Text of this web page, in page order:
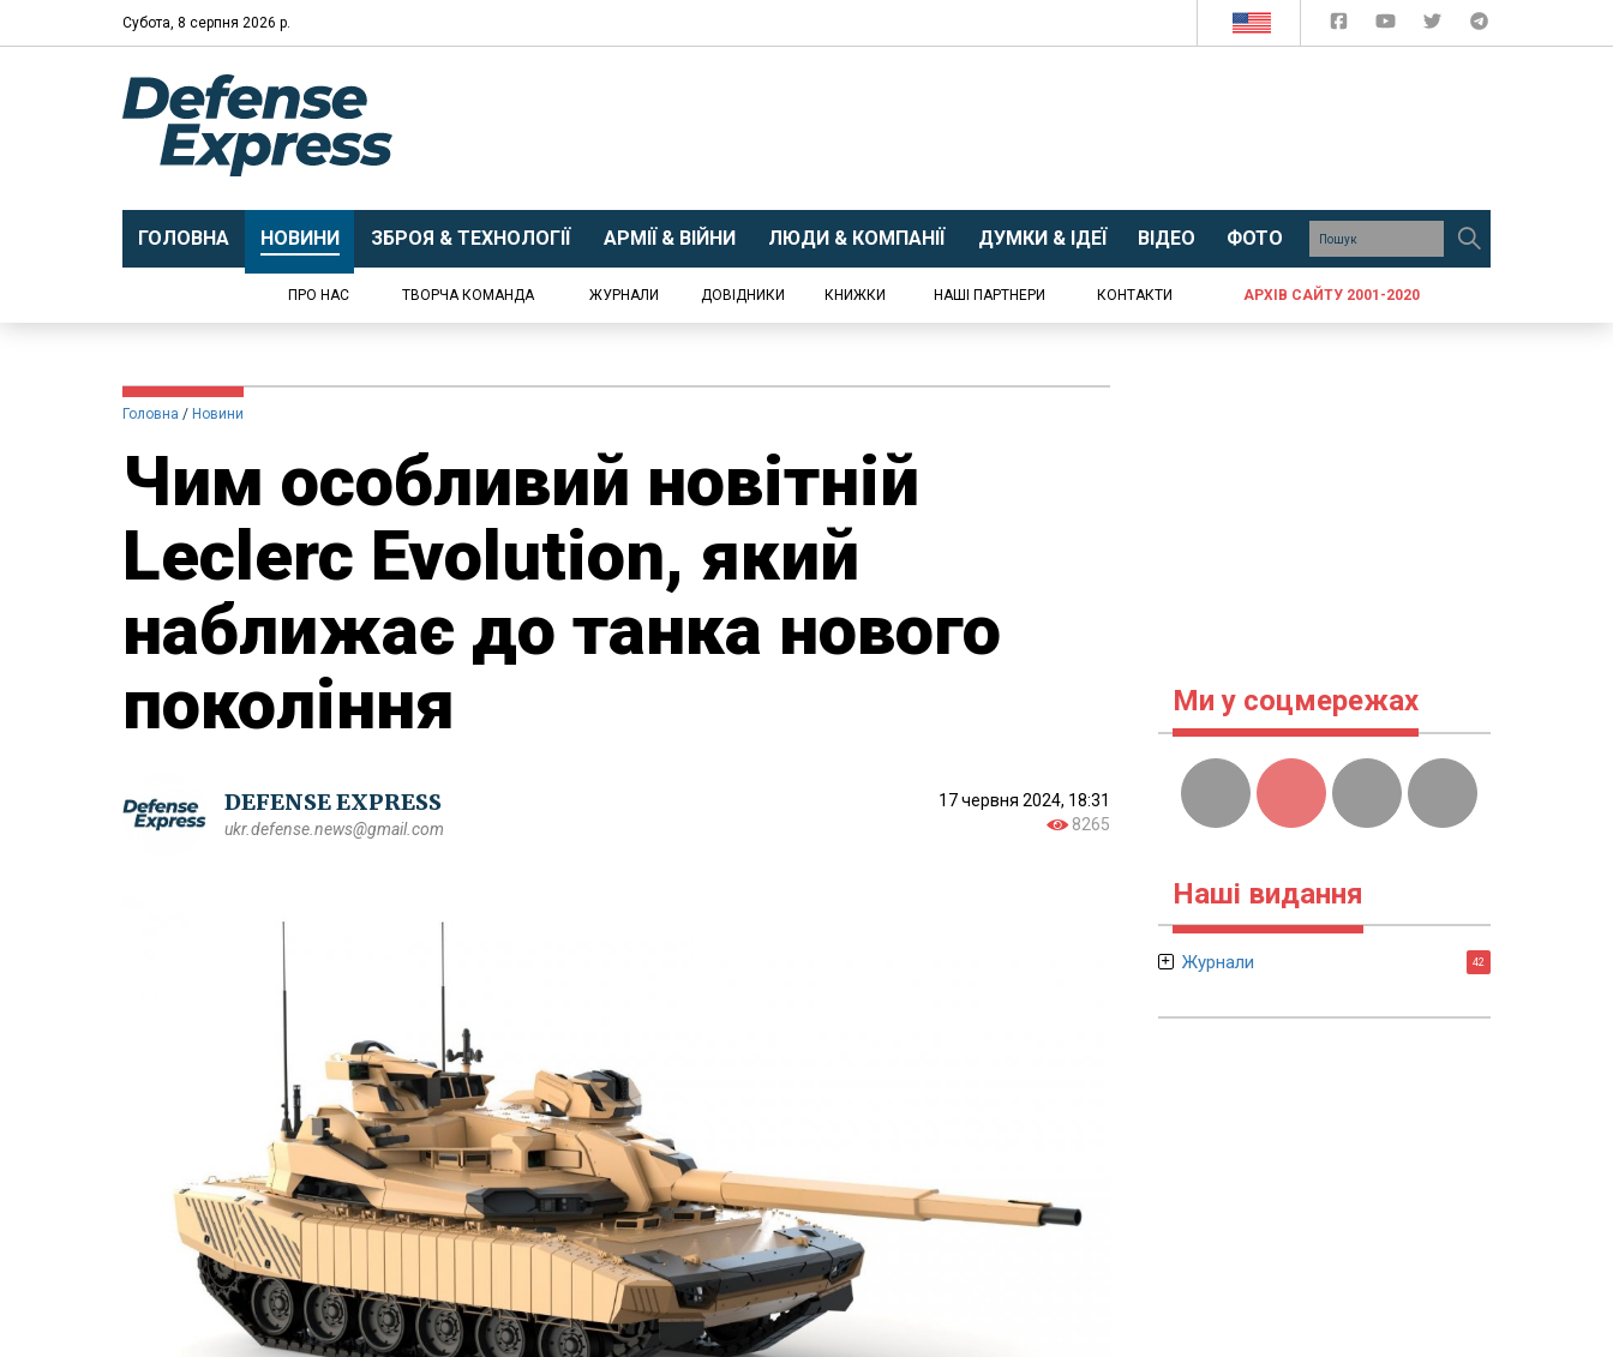
Субота, 8 серпня 2026 р.
ГОЛОВНА НОВИНИ ЗБРОЯ & ТЕХНОЛОГІЇ АРМІЇ & ВІЙНИ ЛЮДИ & КОМПАНІЇ ДУМКИ & ІДЕЇ ВІДЕО ФОТО
ПРО НАС ТВОРЧА КОМАНДА ЖУРНАЛИ ДОВІДНИКИ КНИЖКИ НАШІ ПАРТНЕРИ КОНТАКТИ АРХІВ САЙТУ 2001-2020
Головна Новини
Чим особливий новітній
Leclerc Evolution, який
наближає до танка нового
покоління
DEFENSE EXPRESS
ukr.defense.news@gmail.com
17 червня 2024, 18:31
8265
Ми у соцмережах
Наші видання
Журнали 42